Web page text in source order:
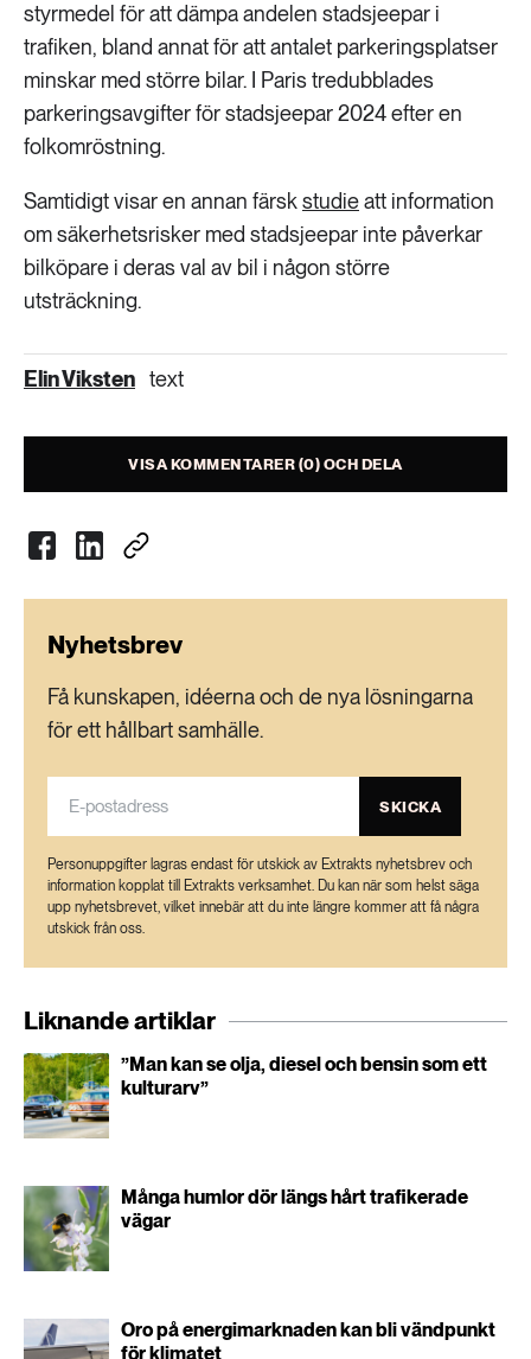
styrmedel för att dämpa andelen stadsjeepar i
trafiken, bland annat för att antalet parkeringsplatser
minskar med större bilar. I Paris tredubblades
parkeringsavgifter för stadsjeepar 2024 efter en
folkomröstning.
Samtidigt visar en annan färskstudieatt information
om säkerhetsrisker med stadsjeepar inte påverkar
bilköpare i deras val av bil i någon större
utsträckning.
Elin Viksten text
VISA KOMMENTARER (0) OCH DELA
Nyhetsbrev
Få kunskapen, idéerna och de nya lösningarna
för ett hållbart samhälle.
SKICKA
Personuppgifter lagras endast för utskick av Extrakts nyhetsbrev och
information kopplat till Extrakts verksamhet. Du kan när som helst säga
upp nyhetsbrevet, vilket innebär att du inte längre kommer att få några
utskick från oss.
Liknande artiklar
”Man kan se olja, diesel och bensin som ett
kulturarv”
Många humlor dör längs hårt trafikerade
vägar
Oro på energimarknaden kan bli vändpunkt
för klimatet